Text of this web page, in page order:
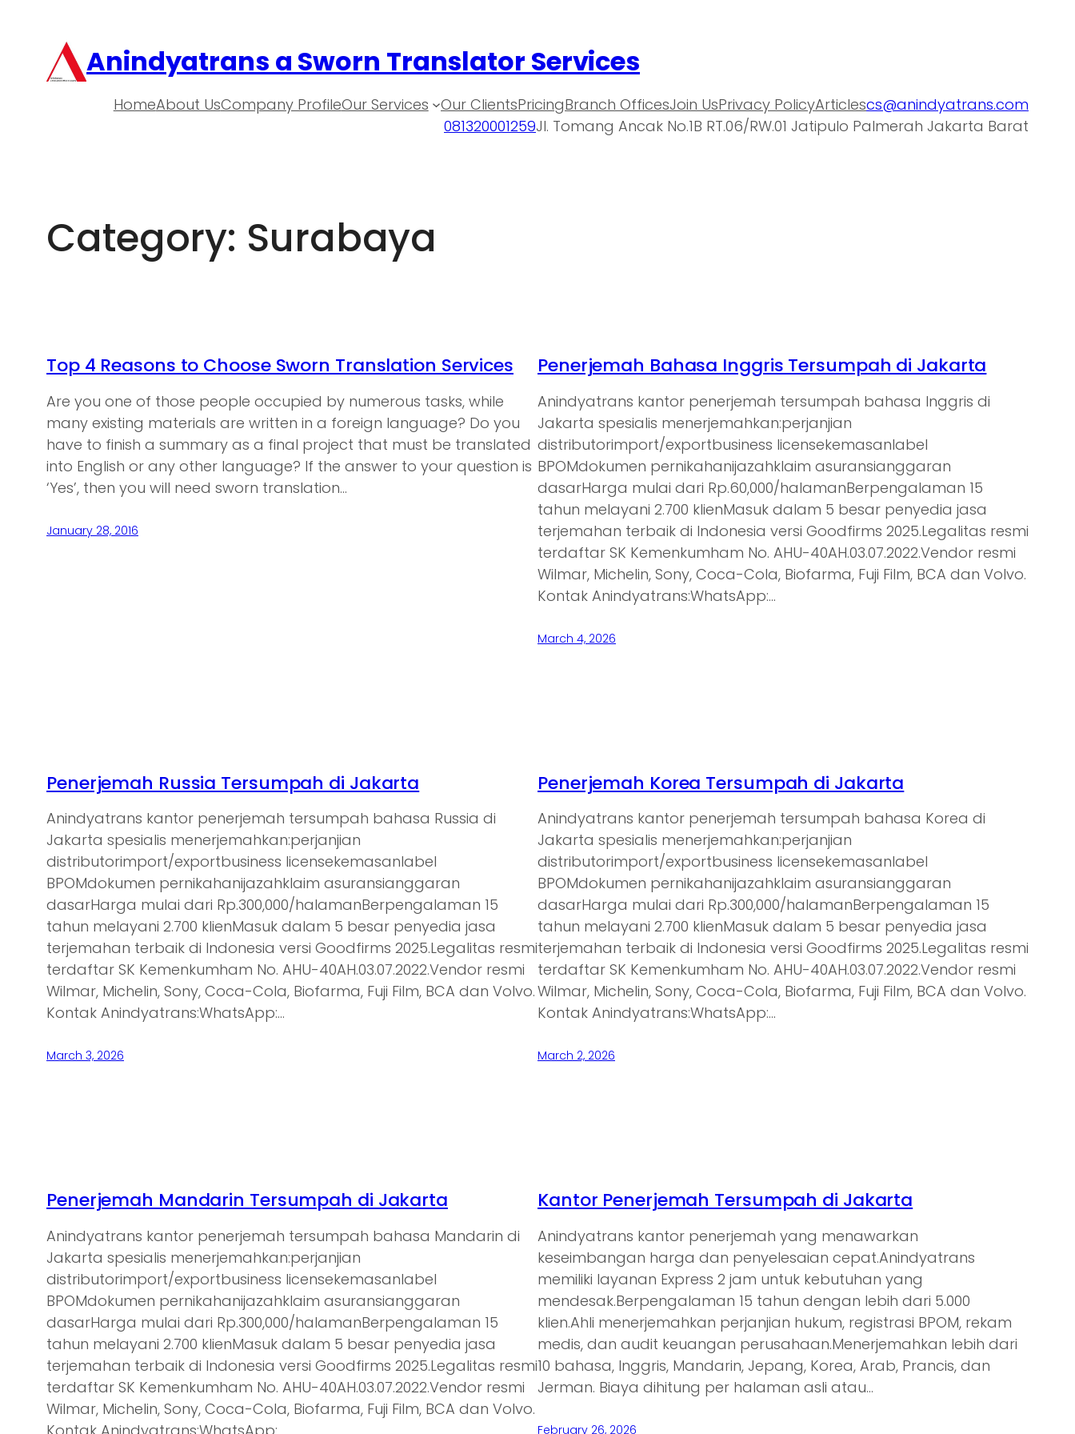
Anindyatrans a Sworn Translator Services
HomeAbout UsCompany ProfileOur Services Our ClientsPricingBranch OfficesJoin UsPrivacy PolicyArticlescs@anindyatrans.com
081320001259Jl. Tomang Ancak No.1B RT.06/RW.01 Jatipulo Palmerah Jakarta Barat
Category: Surabaya
Top 4 Reasons to Choose Sworn Translation Services
Are you one of those people occupied by numerous tasks, while
many existing materials are written in a foreign language? Do you
have to finish a summary as a final project that must be translated
into English or any other language? If the answer to your question is
‘Yes’, then you will need sworn translation…
January 28, 2016
Penerjemah Bahasa Inggris Tersumpah di Jakarta
Anindyatrans kantor penerjemah tersumpah bahasa Inggris di
Jakarta spesialis menerjemahkan:perjanjian
distributorimport/exportbusiness licensekemasanlabel
BPOMdokumen pernikahanijazahklaim asuransianggaran
dasarHarga mulai dari Rp.60,000/halamanBerpengalaman 15
tahun melayani 2.700 klienMasuk dalam 5 besar penyedia jasa
terjemahan terbaik di Indonesia versi Goodfirms 2025.Legalitas resmi
terdaftar SK Kemenkumham No. AHU-40AH.03.07.2022.Vendor resmi
Wilmar, Michelin, Sony, Coca-Cola, Biofarma, Fuji Film, BCA dan Volvo.
Kontak Anindyatrans:WhatsApp:…
March 4, 2026
Penerjemah Russia Tersumpah di Jakarta
Anindyatrans kantor penerjemah tersumpah bahasa Russia di
Jakarta spesialis menerjemahkan:perjanjian
distributorimport/exportbusiness licensekemasanlabel
BPOMdokumen pernikahanijazahklaim asuransianggaran
dasarHarga mulai dari Rp.300,000/halamanBerpengalaman 15
tahun melayani 2.700 klienMasuk dalam 5 besar penyedia jasa
terjemahan terbaik di Indonesia versi Goodfirms 2025.Legalitas resmi
terdaftar SK Kemenkumham No. AHU-40AH.03.07.2022.Vendor resmi
Wilmar, Michelin, Sony, Coca-Cola, Biofarma, Fuji Film, BCA dan Volvo.
Kontak Anindyatrans:WhatsApp:…
March 3, 2026
Penerjemah Korea Tersumpah di Jakarta
Anindyatrans kantor penerjemah tersumpah bahasa Korea di
Jakarta spesialis menerjemahkan:perjanjian
distributorimport/exportbusiness licensekemasanlabel
BPOMdokumen pernikahanijazahklaim asuransianggaran
dasarHarga mulai dari Rp.300,000/halamanBerpengalaman 15
tahun melayani 2.700 klienMasuk dalam 5 besar penyedia jasa
terjemahan terbaik di Indonesia versi Goodfirms 2025.Legalitas resmi
terdaftar SK Kemenkumham No. AHU-40AH.03.07.2022.Vendor resmi
Wilmar, Michelin, Sony, Coca-Cola, Biofarma, Fuji Film, BCA dan Volvo.
Kontak Anindyatrans:WhatsApp:…
March 2, 2026
Penerjemah Mandarin Tersumpah di Jakarta
Anindyatrans kantor penerjemah tersumpah bahasa Mandarin di
Jakarta spesialis menerjemahkan:perjanjian
distributorimport/exportbusiness licensekemasanlabel
BPOMdokumen pernikahanijazahklaim asuransianggaran
dasarHarga mulai dari Rp.300,000/halamanBerpengalaman 15
tahun melayani 2.700 klienMasuk dalam 5 besar penyedia jasa
terjemahan terbaik di Indonesia versi Goodfirms 2025.Legalitas resmi
terdaftar SK Kemenkumham No. AHU-40AH.03.07.2022.Vendor resmi
Wilmar, Michelin, Sony, Coca-Cola, Biofarma, Fuji Film, BCA dan Volvo.
Kantor Penerjemah Tersumpah di Jakarta
Anindyatrans kantor penerjemah yang menawarkan
keseimbangan harga dan penyelesaian cepat.Anindyatrans
memiliki layanan Express 2 jam untuk kebutuhan yang
mendesak.Berpengalaman 15 tahun dengan lebih dari 5.000
klien.Ahli menerjemahkan perjanjian hukum, registrasi BPOM, rekam
medis, dan audit keuangan perusahaan.Menerjemahkan lebih dari
10 bahasa, Inggris, Mandarin, Jepang, Korea, Arab, Prancis, dan
Jerman. Biaya dihitung per halaman asli atau…
February 26, 2026